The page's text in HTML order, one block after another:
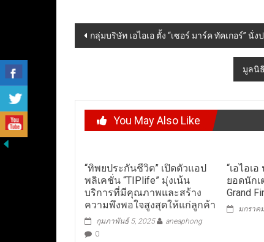
Post
กลุ่มบริษัท เอไอเอ ตั้ง “เซอร์ มาร์ค ทัคเกอร์” นั่
มูลนิ
You May Also Like
“ทิพยประกันชีวิต” เปิดตัวแอป
พลิเคชั่น “TIPlife” มุ่งเน้น
บริการที่มีคุณภาพและสร้าง
ความพึงพอใจสูงสุดให้แก่ลูกค้า
กุมภาพันธ์ 5, 2025
aneaphong
0
“เอไอเ
ยอดนัก
Grand
มกราค